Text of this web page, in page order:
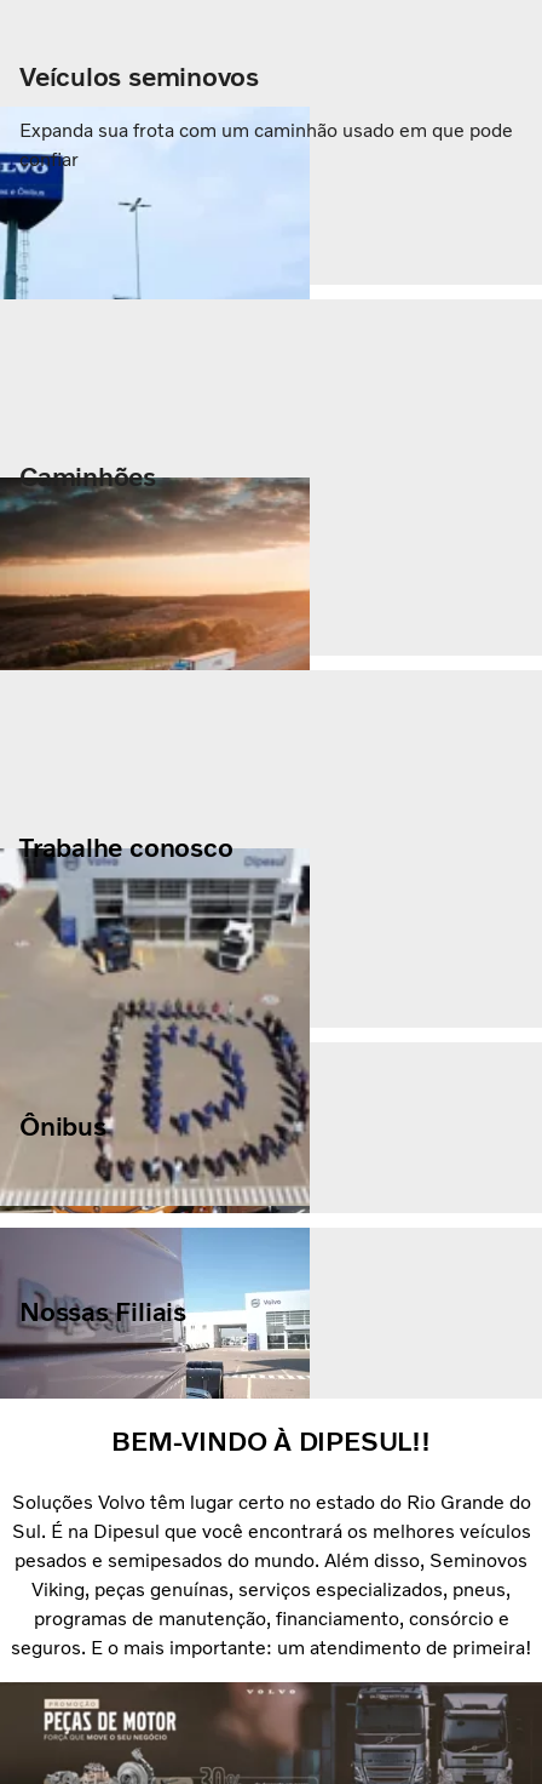
Veículos seminovos
Expanda sua frota com um caminhão usado em que pode
confiar
Ônibus
Nossas Filiais
Caminhões
Trabalhe conosco
BEM-VINDO À DIPESUL!!
Soluções Volvo têm lugar certo no estado do Rio Grande do
Sul. É na Dipesul que você encontrará os melhores veículos
pesados e semipesados do mundo. Além disso, Seminovos
Viking, peças genuínas, serviços especializados, pneus,
programas de manutenção, financiamento, consórcio e
seguros. E o mais importante: um atendimento de primeira!